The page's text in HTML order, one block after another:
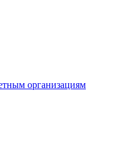
организациям